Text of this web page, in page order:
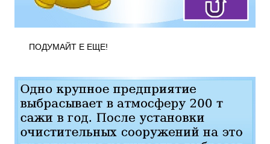
ПОДУМАЙТ Е ЕЩЕ!